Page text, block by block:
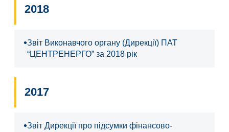
2018
•Звіт Виконавчого органу (Дирекції) ПАТ
“ЦЕНТРЕНЕРГО” за 2018 рік
2017
•Звіт Дирекції про підсумки фінансово-